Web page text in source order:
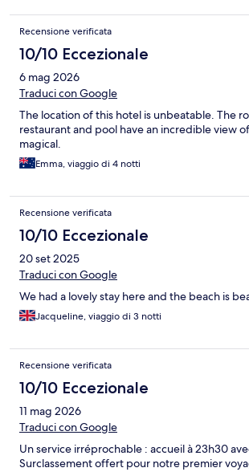
camera tripla un po' piccola (3 letto
bagno interno con assenza di aereazione,
personale di servizio ai tavoli insufficiente
clienti, pulizia delle camere non ottimale,
tutta la settimana. Consiglierei comunque
soggiorno! Buon rapporto qualità e prezzo.
Recensione verificata
10/10 Eccezionale
6 mag 2026
Traduci con Google
The location of this hotel is unbeatable. The
restaurant and pool have an incredible view
magical.
Emma, viaggio di 4 notti
Recensione verificata
10/10 Eccezionale
20 set 2025
Traduci con Google
We had a lovely stay here and the beach is
Jacqueline, viaggio di 3 notti
Recensione verificata
10/10 Eccezionale
11 mag 2026
Traduci con Google
Un service irréprochable : accueil à 23h30
Surclassement offert pour notre premier